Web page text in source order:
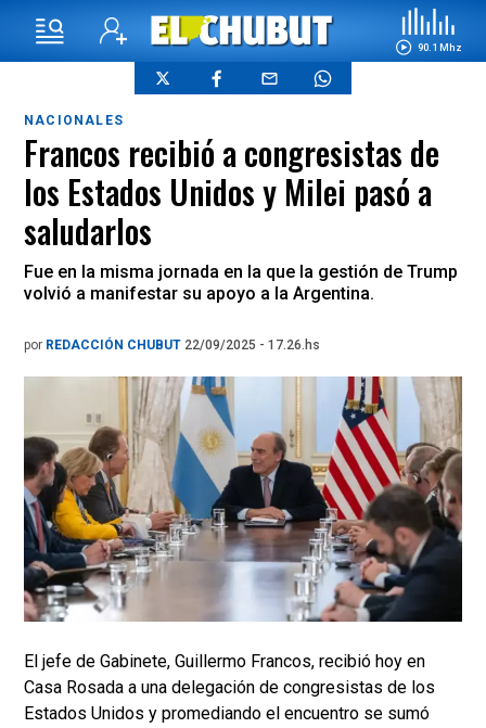
90.1 Mhz
NACIONALES
Francos recibió a congresistas de
los Estados Unidos y Milei pasó a
saludarlos
Fue en la misma jornada en la que la gestión de Trump
volvió a manifestar su apoyo a la Argentina.
por REDACCIÓN CHUBUT 22/09/2025 - 17.26.hs
El jefe de Gabinete, Guillermo Francos, recibió hoy en
Casa Rosada a una delegación de congresistas de los
Estados Unidos y promediando el encuentro se sumó